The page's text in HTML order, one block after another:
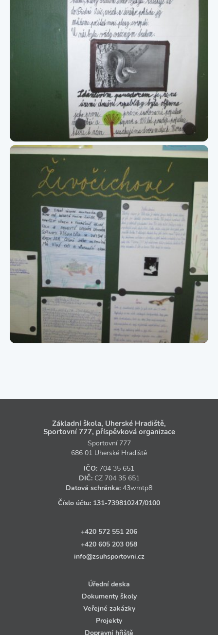
Základní škola, Uherské Hradiště,
Sportovní 777, příspěvková organizace
Sportovní 777
686 01 Uherské Hradiště
IČO: 704 35 651
DIČ: CZ 704 35 651
Datová schránka: 43wmtp8
Číslo účtu: 131‑739810247/0100
+420 572 551 206
+420 605 203 058
info@zsuhsportovni.cz
Úřední deska
Dokumenty školy
Veřejné zakázky
Projekty
Dopravní hřiště